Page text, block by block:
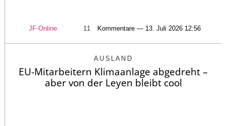
JF-Online 11 Kommentare — 13. Juli 2026 12:56
AUSLAND
EU-Mitarbeitern Klimaanlage abgedreht –
aber von der Leyen bleibt cool